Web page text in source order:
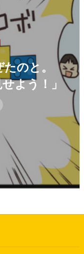
たのと。
よう！」